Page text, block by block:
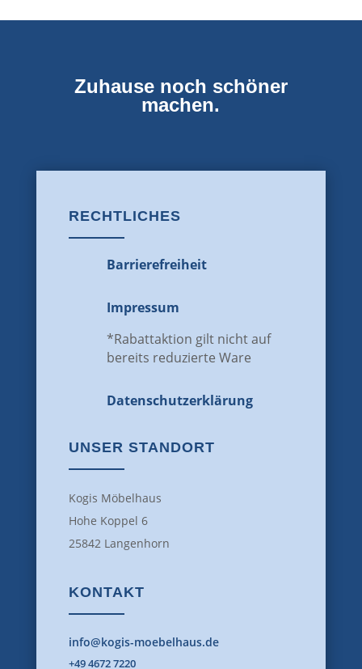
Zuhause noch schöner
machen.
RECHTLICHES
Barrierefreiheit
Impressum
*Rabattaktion gilt nicht auf
bereits reduzierte Ware
Datenschutz­erklärung
UNSER STANDORT
Kogis Möbelhaus
Hohe Koppel 6
25842 Langenhorn
KONTAKT
info@kogis-moebelhaus.de
+49 4672 7220